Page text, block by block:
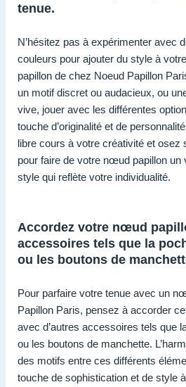
tenue.
N’hésitez pas à expérimenter avec
couleurs pour ajouter du style à
papillon de chez Noeud Papillon
un motif discret ou audacieux, ou
vive, jouer avec les différentes
touche d’originalité et de
libre cours à votre créativité et osez
pour faire de votre nœud papillon un
style qui reflète votre individualité.
Accordez votre nœud
accessoires tels que la
ou les boutons de
Pour parfaire votre tenue avec un
Papillon Paris, pensez à accorder
avec d’autres accessoires tels que
ou les boutons de manchette.
des motifs entre ces différents
touche de sophistication et de style